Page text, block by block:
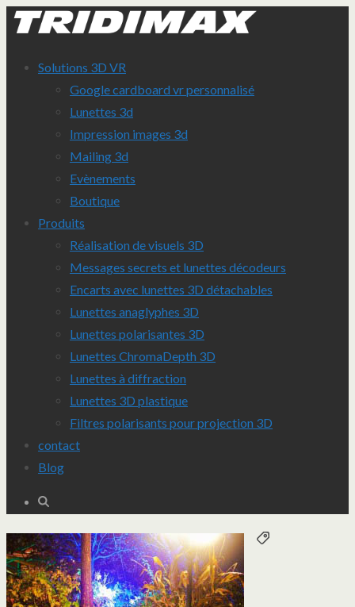
Solutions 3D VR
Google cardboard vr personnalisé
Lunettes 3d
Impression images 3d
Mailing 3d
Evènements
Boutique
Produits
Réalisation de visuels 3D
Messages secrets et lunettes décodeurs
Encarts avec lunettes 3D détachables
Lunettes anaglyphes 3D
Lunettes polarisantes 3D
Lunettes ChromaDepth 3D
Lunettes à diffraction
Lunettes 3D plastique
Filtres polarisants pour projection 3D
contact
Blog